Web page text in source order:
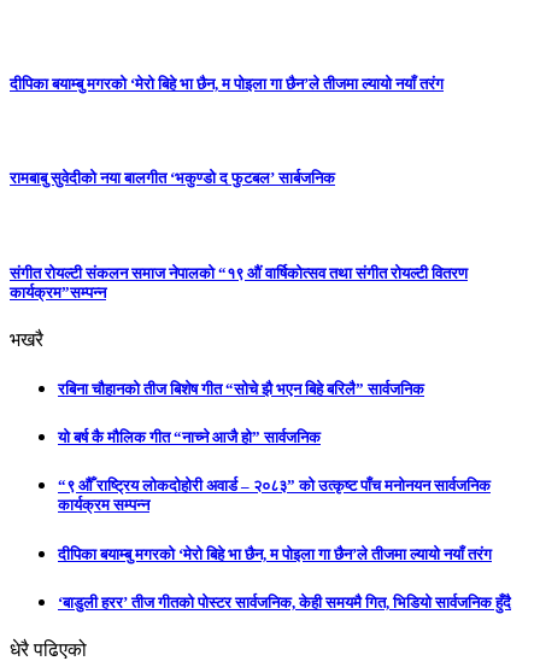
दीपिका बयाम्बु मगरको ‘मेरो बिहे भा छैन, म पोइला गा छैन’ले तीजमा ल्यायो नयाँ तरंग
रामबाबु सुवेदीको नया बालगीत ‘भकुण्डो द फुटबल’ सार्बजनिक
संगीत रोयल्टी संकलन समाज नेपालको “१९ औं वार्षिकोत्सव तथा संगीत रोयल्टी वितरण
कार्यक्रम”सम्पन्न
भखरै
रबिना चौहानको तीज बिशेष गीत “सोचे झै भएन बिहे बरिलै” सार्वजनिक
यो बर्ष कै मौलिक गीत “नाच्ने आजै हो” सार्वजनिक
“९ औँ राष्ट्रिय लोकदोहोरी अवार्ड – २०८३” को उत्कृष्ट पाँच मनोनयन सार्वजनिक
कार्यक्रम सम्पन्न
दीपिका बयाम्बु मगरको ‘मेरो बिहे भा छैन, म पोइला गा छैन’ले तीजमा ल्यायो नयाँ तरंग
‘बाडुली हरर’ तीज गीतको पोस्टर सार्वजनिक, केही समयमै गित, भिडियो सार्वजनिक हुँदै
धेरै पढिएको